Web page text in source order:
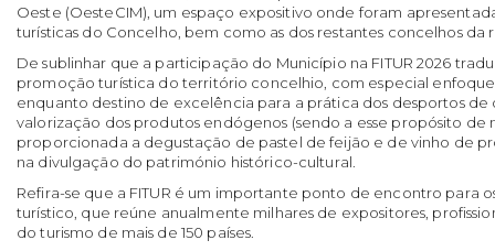
Oeste (OesteCIM), um espaço expositivo onde foram
turísticas do Concelho, bem como as dos restantes concelhos da
De sublinhar que a participação do Município na FITUR 2026
promoção turística do território concelhio, com especial
enquanto destino de excelência para a prática dos desportos de
valorização dos produtos endógenos (sendo a esse propósito de
proporcionada a degustação de pastel de feijão e de vinho de
na divulgação do património histórico-cultural.
Refira-se que a FITUR é um importante ponto de encontro para
turístico, que reúne anualmente milhares de expositores,
do turismo de mais de 150 países.